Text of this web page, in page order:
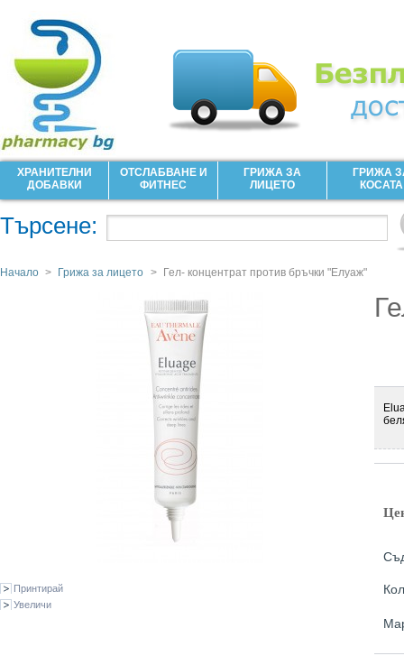
ХРАНИТЕЛНИ
ДОБАВКИ
ОТСЛАБВАНЕ И
ФИТНЕС
ГРИЖА ЗА
ЛИЦЕТО
ГРИЖА
КОСАТА
Търсене:
Начало > Грижа за лицето > Гел- концентрат против бръчки "Елуаж"
Принтирай
Увеличи